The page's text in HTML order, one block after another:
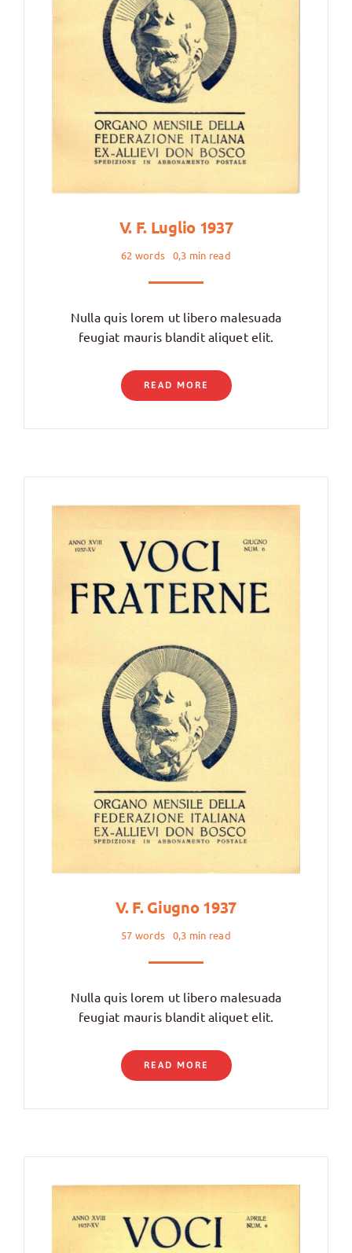
V. F. Luglio 1937
62 words 0,3 min read
Nulla quis lorem ut libero malesuada
feugiat mauris blandit aliquet elit.
READ MORE
V. F. Giugno 1937
57 words 0,3 min read
Nulla quis lorem ut libero malesuada
feugiat mauris blandit aliquet elit.
READ MORE